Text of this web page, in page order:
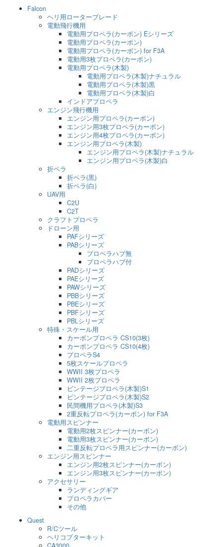
Falcon
ヘリ用ローターブレード
電動飛行機用
電動用プロペラ(カーボン) Eシリーズ
電動用プロペラ(カーボン)
電動用プロペラ(カーボン) for F3A
電動用3枚プロペラ(カーボン)
電動用プロペラ(木製)
電動用プロペラ(木製)ナチュラル
電動用プロペラ(木製)黒
電動用プロペラ(木製)白
インドアプロペラ
エンジン飛行機用
エンジン用プロペラ(カーボン)
エンジン用3枚プロペラ(カーボン)
エンジン用4枚プロペラ(カーボン)
エンジン用プロペラ(木製)
エンジン用プロペラ(木製)ナチュラル
エンジン用プロペラ(木製)白
折ペラ
折ペラ(黒)
折ペラ(白)
UAV用
C2U
C2T
クラフトプロペラ
ドローン用
PAFシリーズ
PABシリーズ
プロペラハブ無
プロペラハブ付
PADシリーズ
PAEシリーズ
PAWシリーズ
PBBシリーズ
PBEシリーズ
PBFシリーズ
PBLシリーズ
特殊・スケール用
カーボンプロペラ CS10(3枚)
カーボンプロペラ CS10(4枚)
プロペラS4
5枚スケールプロペラ
WWII 3枚プロペラ
WWII 2枚プロペラ
ビンテージプロペラ(木製)S1
ビンテージプロペラ(木製)S2
民間機用プロペラ(木製)S3
2重反転プロペラ(カーボン) for F3A
電動用スピンナー
電動用2枚スピンナー(カーボン)
電動用3枚スピンナー(カーボン)
二重反転プロペラ用スピンナー(カーボン)
エンジン用スピンナー
エンジン用2枚スピンナー(カーボン)
エンジン用3枚スピンナー(カーボン)
アクセサリー
ランディングギア
プロペラカバー
その他
Quest
R/Cツール
ヘリコプターキット